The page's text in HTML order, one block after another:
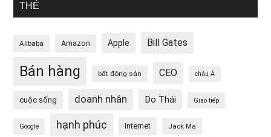
THẺ
Alibaba Amazon Apple Bill Gates
Bán hàng bất động sản CEO châu Á
cuộc sống doanh nhân Do Thái Giao tiếp
Google hạnh phúc internet Jack Ma